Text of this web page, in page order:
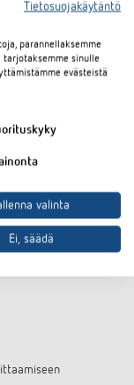
Tietosuojakäytäntö
parannellaksemme
tarjotaksemme sinulle
evästeistä
valinta
Ei, säädä